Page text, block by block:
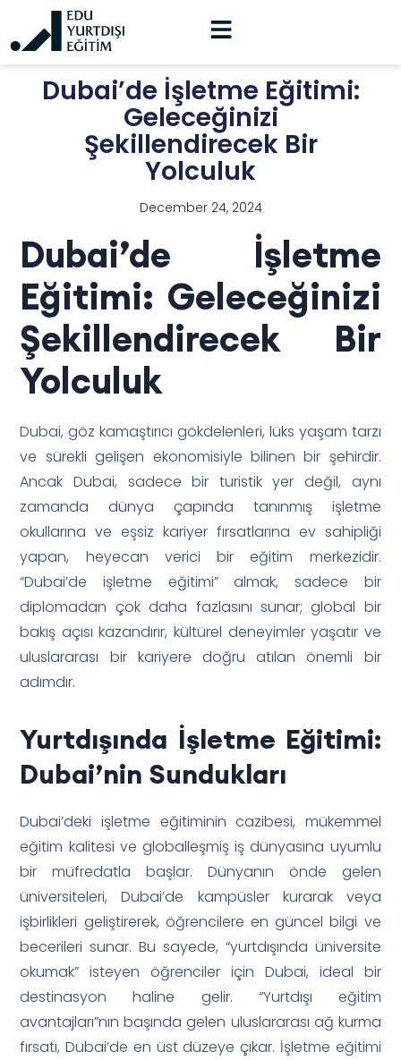
Dubai’de İşletme Eğitimi:
Geleceğinizi
Şekillendirecek Bir
Yolculuk
December 24, 2024
Dubai’de İşletme
Eğitimi: Geleceğinizi
Şekillendirecek Bir
Yolculuk
Dubai, göz kamaştırıcı gökdelenleri, lüks yaşam tarzı
ve sürekli gelişen ekonomisiyle bilinen bir şehirdir.
Ancak Dubai, sadece bir turistik yer değil, aynı
zamanda dünya çapında tanınmış işletme
okullarına ve eşsiz kariyer fırsatlarına ev sahipliği
yapan, heyecan verici bir eğitim merkezidir.
“Dubai’de işletme eğitimi” almak, sadece bir
diplomadan çok daha fazlasını sunar; global bir
bakış açısı kazandırır, kültürel deneyimler yaşatır ve
uluslararası bir kariyere doğru atılan önemli bir
adımdır.
Yurtdışında İşletme Eğitimi:
Dubai’nin Sundukları
Dubai’deki işletme eğitiminin cazibesi, mükemmel
eğitim kalitesi ve globalleşmiş iş dünyasına uyumlu
bir müfredatla başlar. Dünyanın önde gelen
üniversiteleri, Dubai’de kampüsler kurarak veya
işbirlikleri geliştirerek, öğrencilere en güncel bilgi ve
becerileri sunar. Bu sayede, “yurtdışında üniversite
okumak” isteyen öğrenciler için Dubai, ideal bir
destinasyon haline gelir. “Yurtdışı eğitim
avantajları”nın başında gelen uluslararası ağ kurma
fırsatı, Dubai’de en üst düzeye çıkar. İşletme eğitimi